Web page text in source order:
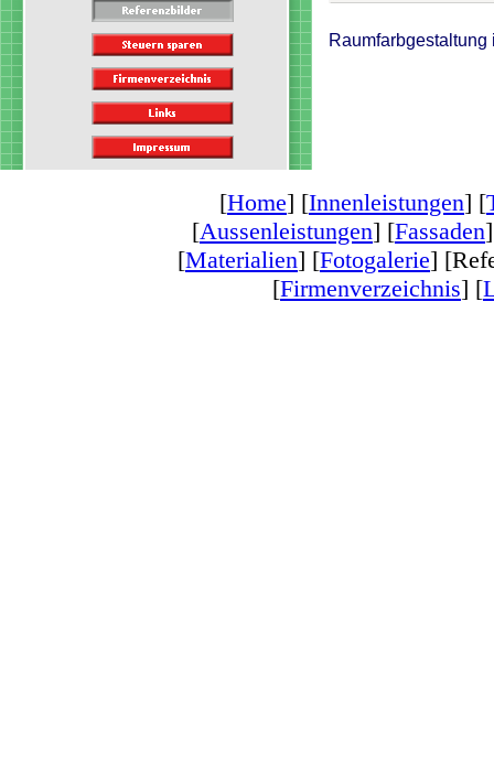
[Home] [Innenleistungen] [
[Aussenleistungen] [Fassaden
[Materialien] [Fotogalerie]
[Firmenverzeichnis] [